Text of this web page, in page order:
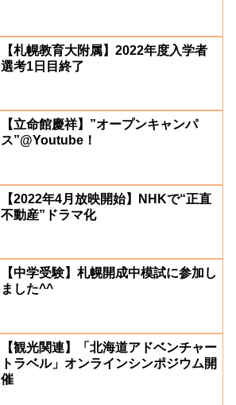
【札幌教育大附属】2022年度入学者
選考1日目終了
【立命館慶祥】”オープンキャンパ
ス”@Youtube！
【2022年4月放映開始】NHKで“正直
不動産”ドラマ化
【中学受験】札幌開成中模試に参加し
ました^^
【観光関連】「北海道アドベンチャー
トラベル」オンラインシンポジウム開
催